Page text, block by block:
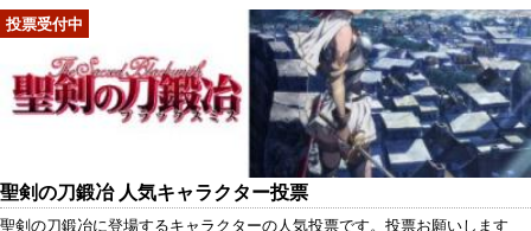
聖剣の刀鍛冶 人気キャラクター投票
聖剣の刀鍛冶に登場するキャラクターの人気投票です。投票お願いします